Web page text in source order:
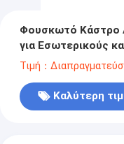
Φουσκωτό Κάστρο
για Εσωτερικούς
για Ενοικιάσεις
Τιμή：
Καλύτερη